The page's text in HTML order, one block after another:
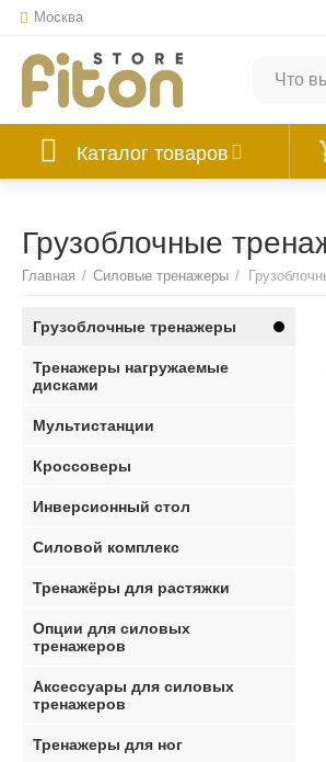
Москва
Каталог товаров
Грузоблочные
Главная / Силовые тренажеры /
Грузоблочные тренажеры
Тренажеры нагружаемые
дисками
Мультистанции
Кроссоверы
Инверсионный стол
Силовой комплекс
Тренажёры для растяжки
Опции для силовых
тренажеров
Аксессуары для силовых
тренажеров
Тренажеры для ног